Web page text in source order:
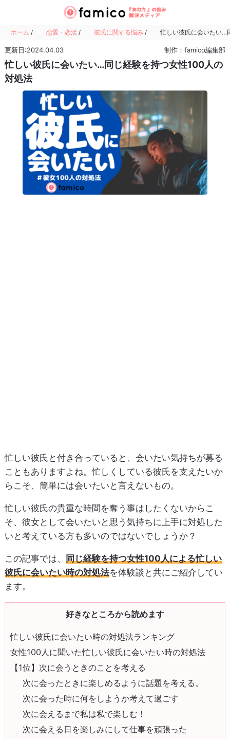
ホーム / 恋愛・恋活 / 彼氏に関する悩み / 忙しい彼氏に会いたい…
更新日:2024.04.03 制作：famico編集部
忙しい彼氏に会いたい…同じ経験を持つ女性100人の
対処法
忙しい彼氏と付き合っていると、会いたい気持ちが募る
こともありますよね。忙しくしている彼氏を支えたいか
らこそ、簡単には会いたいと言えないもの。
忙しい彼氏の貴重な時間を奪う事はしたくないからこ
そ、彼女として会いたいと思う気持ちに上手に対処した
いと考えている方も多いのではないでしょうか？
この記事では、
同じ経験を持つ女性100人による忙しい
彼氏に会いたい時の対処法を体験談と共にご紹介してい
ます。
好きなところから読めます
忙しい彼氏に会いたい時の対処法ランキング
女性100人に聞いた忙しい彼氏に会いたい時の対処法
【1位】次に会うときのことを考える
次に会ったときに楽しめるように話題を考える。
次に会った時に何をしようか考えて過ごす
次に会えるまで私は私で楽しむ！
次に会える日を楽しみにして仕事を頑張った